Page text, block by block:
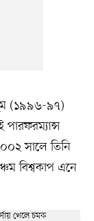
(১৯৯৬-৯৭)
সালে তিনি
বিশ্বকাপ এনে